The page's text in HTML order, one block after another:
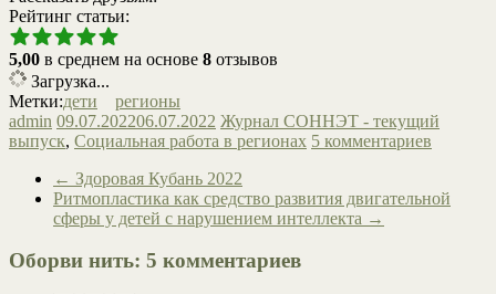
Рейтинг статьи:
5,00 в среднем на основе 8 отзывов
Загрузка...
Метки:дети
регионы
admin 09.07.202206.07.2022 Журнал СОННЭТ - текущий
выпуск, Социальная работа в регионах 5 комментариев
← Здоровая Кубань 2022
Ритмопластика как средство развития двигательной
сферы у детей с нарушением интеллекта →
Оборви нить: 5 комментариев